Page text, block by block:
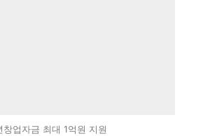
창업자금 최대 1억원 지원